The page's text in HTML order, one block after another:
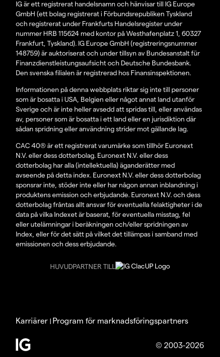
IG är ett registrerat handelsnamn och hänvisar till IG Europe
GmbH (ett bolag registrerat i Förbundsrepubliken Tyskland
och registrerat under Frankfurts Handelsregister under
nummer HRB 115624 med kontor på Westhafenplatz 1, 60327
Frankfurt, Tyskland). IG Europe GmbH (registreringsnummer
148759) är auktoriserat och under tillsyn av Bundesanstalt für
Finanzdienstleistungsaufsicht och Deutsche Bundesbank.
Den svenska filialen är registrerad hos Finansinspektionen.
Informationen på denna webbplats riktar sig inte till personer
som är bosatta i USA, Belgien eller något annat land utanför
Sverige och är inte heller avsedd att spridas till, eller användas
av, personer som är bosatta i ett land eller en jurisdiktion där
sådan spridning eller användning strider mot gällande lag.
CAC 40® är ett registrerat varumärke som tillhör Euronext
N.V. eller dess dotterbolag. Euronext N.V. eller dess
dotterbolag har alla (intellektuella) äganderätter med
avseende på detta index. Euronext N.V. eller dess dotterbolag
sponsrar inte, stöder inte eller har någon annan inblandning i
produktens emission och erbjudande. Euronext N.V. och dess
dotterbolag fråntas allt ansvar för eventuella felaktigheter i de
data på vilka Indexet är baserat, för eventuella misstag, fel
eller utelämningar i beräkningen och/eller spridningen av
Index, eller för det sätt på vilket det tillämpas i samband med
emissionen och dess erbjudande.
HUVUDPARTNER TILL
© 2003-2026
Karriärer | Program för marknadsföringspartners